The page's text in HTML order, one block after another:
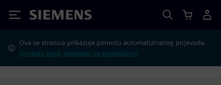
Siemens
Ova se stranica prikazuje pomoću automatiziranog prijevoda.
Umjesto toga, pogledaj na engleskom?